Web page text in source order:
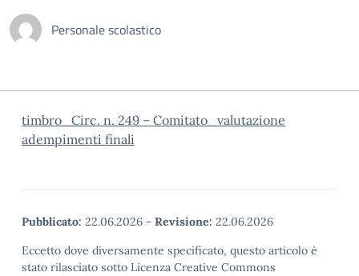
Personale scolastico
timbro_Circ. n. 249 – Comitato_valutazione
adempimenti finali
Pubblicato: 22.06.2026 - Revisione: 22.06.2026
Eccetto dove diversamente specificato, questo articolo è
stato rilasciato sotto Licenza Creative Commons